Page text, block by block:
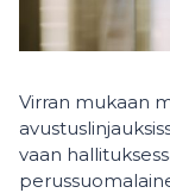
Virran mukaan
vaan